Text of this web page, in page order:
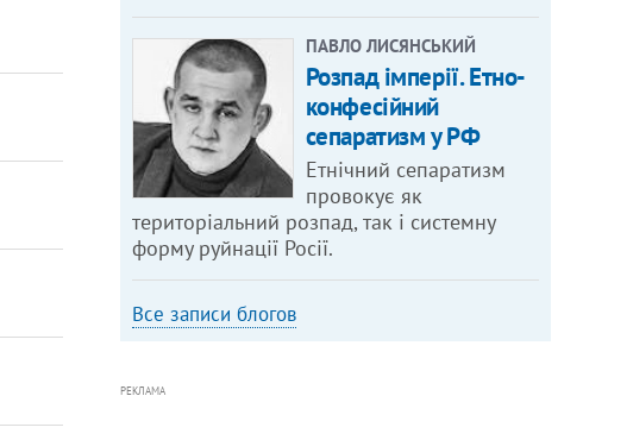
ПАВЛО ЛИСЯНСЬКИЙ
Розпад імперії. Етно-
конфесійний
сепаратизм у РФ
Етнічний сепаратизм
провокує як
територіальний розпад, так і системну
форму руйнації Росії.
Все записи блогов
РЕКЛАМА